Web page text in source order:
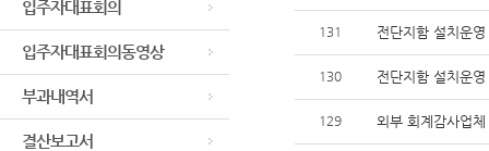
입주자대표회의
입주자대표회의동영상
부과내역서
결산보고서
131 전단지함 설치운
130 전단지함 설치운
129 외부 회계감사업